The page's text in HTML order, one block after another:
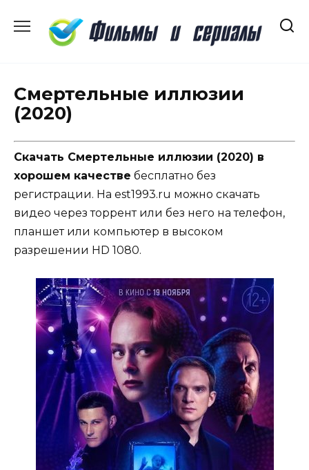
содержанию
Смертельные иллюзии
(2020)
Скачать Смертельные иллюзии (2020) в
хорошем качестве бесплатно без
регистрации. На est1993.ru можно скачать
видео через торрент или без него на телефон,
планшет или компьютер в высоком
разрешении HD 1080.